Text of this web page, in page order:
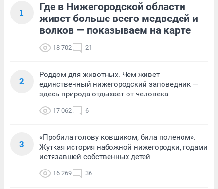
1
Где в Нижегородской области
живет больше всего медведей и
волков — показываем на карте
18 702 21
2
Роддом для животных. Чем живет
единственный нижегородский заповедник —
здесь природа отдыхает от человека
17 062 6
3
«Пробила голову ковшиком, била поленом».
Жуткая история набожной нижегородки, годами
истязавшей собственных детей
16 269 36